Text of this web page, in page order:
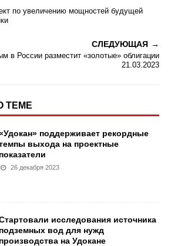
по увеличению мощностей будущей
СЛЕДУЮЩАЯ
в России разместит «золотые» облигации
21.03.2023
ТЕМЕ
поддерживает рекордные
выхода на проектные
показатели
26 декабря 2023
исследования источника
подземных вод для нужд
производства на Удокане